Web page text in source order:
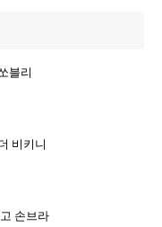
블리
비키니
손브라